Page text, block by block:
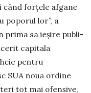
când forțele afgane
poporul lor”, a
prima sa ieșire pu­bli­
capita­la
pen­tru
SUA noua ordine
tot mai ofensive,